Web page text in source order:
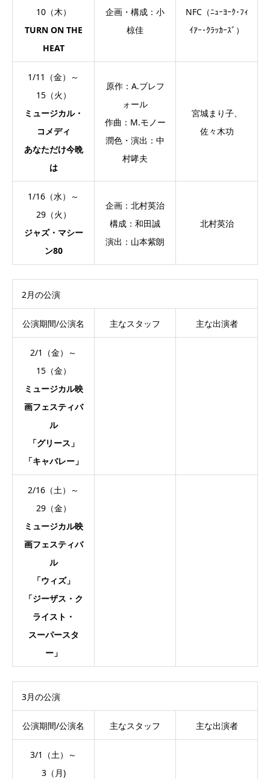
10（木）
TURN ON THE
HEAT
企画・構成：小
椋佳
NFC（ﾆｭｰﾖｰｸ･ﾌｨ
ｲｱｰ･ｸﾗｯｶｰｽﾞ）
1/11（金）～
15（火）
ミュージカル・
コメディ
あなただけ今晩
は
原作：A.ブレフ
ォール
作曲：M.モノー
潤色・演出：中
村哮夫
宮城まり子、
佐々木功
1/16（水）～
29（火）
ジャズ・マシー
ン80
企画：北村英治
構成：和田誠
演出：山本紫朗
北村英治
2月の公演
公演期間/公演名 主なスタッフ 主な出演者
2/1（金）～
15（金）
ミュージカル映
画フェスティバ
ル
「グリース」
「キャバレー」
2/16（土）～
29（金）
ミュージカル映
画フェスティバ
ル
「ウィズ」
「ジーザス・ク
ライスト・
スーパースタ
ー」
3月の公演
公演期間/公演名 主なスタッフ 主な出演者
3/1（土）～
3（月)